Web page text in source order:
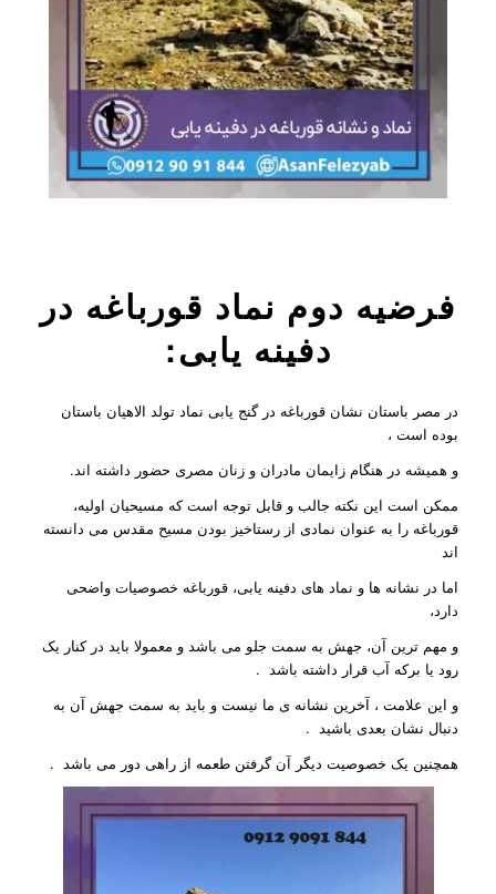
فرضیه دوم نماد قورباغه در
دفینه یابی:
در مصر باستان نشان قورباغه در گنج یابی نماد تولد الاهیان باستان
بوده است ،
و همیشه در هنگام زایمان مادران و زنان مصری حضور داشته اند.
ممکن است این نکته جالب و قابل توجه است که مسیحیان اولیه،
قورباغه را به عنوان نمادی از رستاخیز بودن مسیح مقدس می دانسته
اند
اما در نشانه ها و نماد های دفینه یابی، قورباغه خصوصیات واضحی
دارد،
و مهم ترین آن، جهش به سمت جلو می باشد و معمولا باید در کنار یک
رود یا برکه آب قرار داشته باشد .
و این علامت ، آخرین نشانه ی ما نیست و باید به سمت جهش آن به
دنبال نشان بعدی باشید .
همچنین یک خصوصیت دیگر آن گرفتن طعمه از راهی دور می باشد .